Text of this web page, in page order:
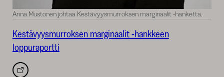
Anna Mustonen johtaa Kestävyysmurroksen marginaalit -hanketta.
Kestävyysmurroksen marginaalit -hankkeen
loppuraportti
Avautuu